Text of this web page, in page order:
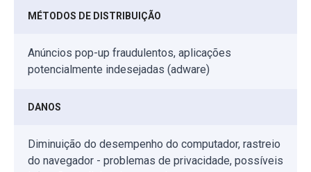
MÉTODOS DE DISTRIBUIÇÃO
Anúncios pop-up fraudulentos, aplicações
potencialmente indesejadas (adware)
DANOS
Diminuição do desempenho do computador, rastreio
do navegador - problemas de privacidade, possíveis